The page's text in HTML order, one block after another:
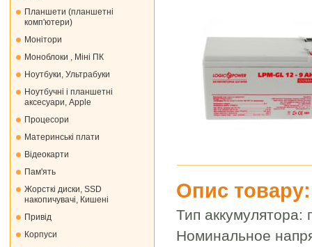
Планшети (планшетні
комп'ютери)
Монiтори
Моноблоки , Міні ПК
Ноутбуки, Ультрабуки
Ноутбучні і планшетні
аксесуари, Apple
Процесори
Материнські плати
Відеокарти
Пам'ять
Жорсткі диски, SSD
накопичувачі, Кишені
Привід
Корпуси
Опис товару:
Тип аккумулятора:
Номинальное